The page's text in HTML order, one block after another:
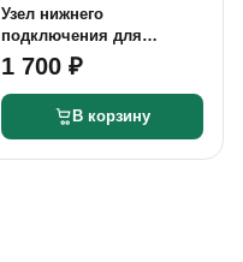
Узел нижнего
подключения для
однотрубной системы
термостатический Tim
3/4"
1 700 ₽
В корзину